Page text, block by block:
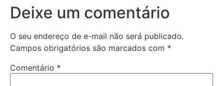
Deixe um comentário
O seu endereço de e-mail não será publicado.
Campos obrigatórios são marcados com *
Comentário *